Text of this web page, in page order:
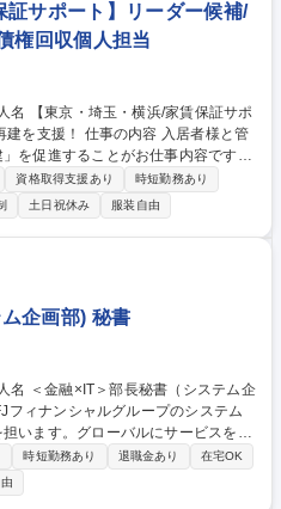
証サポート】リーダー候補/
権回収個人担当
容 入居者様と管
を促進することがお仕事内容です。
払いが困難な入居者様に寄り添うコ
支払
計画立案：無理のない分割案の提案
話：夜間訪問(最長21時)含め、対面
■報告：管理会社へ進捗を共有しオ
：入居者様へサービスや仕組みをご
メンバーの案件確認や進捗のWチェ
資格取得支援あり
時短勤務あり
土日祝休み 服装自由
企画部) 秘書
います。グローバルにサービスを展
す。 具体的には下記のよ
ステム企画部マネジメント（部長ク
・管理、電話・メール対応、会議の
時短勤務あり 退職金あり
在宅OK